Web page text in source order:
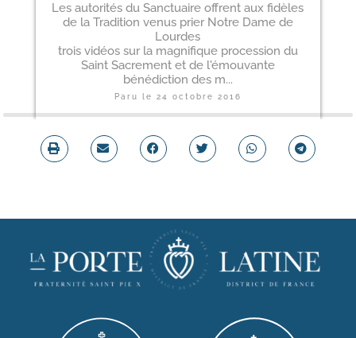
Les autorités du Sanctuaire offrent aux fidèles
de la Tradition venus prier Notre Dame de
Lourdes
trois vidéos sur la magnifique procession du
Saint Sacrement et de l'émouvante
bénédiction des m...
Paru le 24 octobre 2016